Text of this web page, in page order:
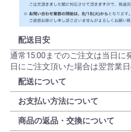
配送目安
通常15:00までのご注文は当日に
日にご注文頂いた場合は翌営業
配送について
お支払い方法について
商品の返品・交換について